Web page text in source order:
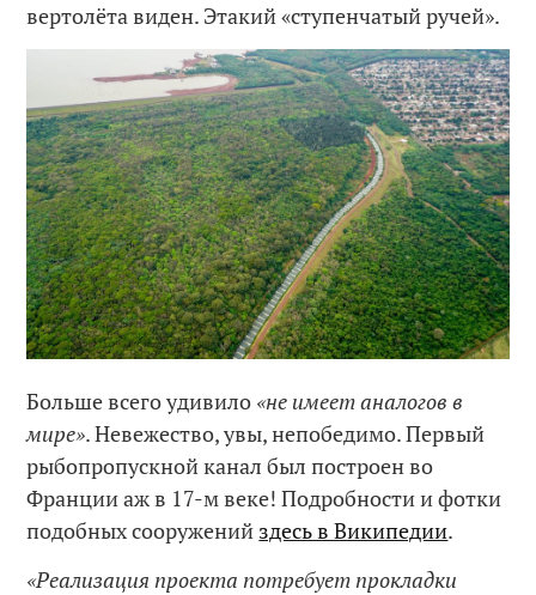
вертолёта виден. Этакий «ступенчатый ручей».
Больше всего удивило «не имеет аналогов в
мире». Невежество, увы, непобедимо. Первый
рыбопропускной канал был построен во
Франции аж в 17-м веке! Подробности и фотки
подобных сооружений здесь в Википедии.
«Реализация проекта потребует прокладки